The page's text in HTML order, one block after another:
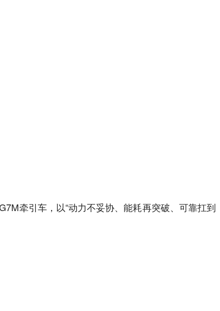
牵引车，以“动力不妥协、能耗再突破、可靠扛到